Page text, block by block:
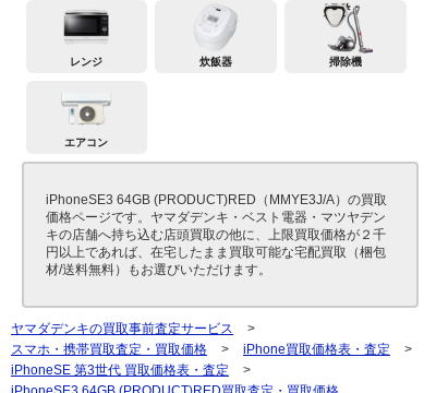
レンジ 炊飯器 掃除機
エアコン
iPhoneSE3 64GB (PRODUCT)RED（MMYE3J/A）の買取
価格ページです。ヤマダデンキ・ベスト電器・マツヤデン
キの店舗へ持ち込む店頭買取の他に、上限買取価格が２千
円以上であれば、在宅したまま買取可能な宅配買取（梱包
材/送料無料）もお選びいただけます。
ヤマダデンキの買取事前査定サービス
>
スマホ・携帯買取査定・買取価格
> iPhone買取価格表・査定
>
iPhoneSE 第3世代 買取価格表・査定
>